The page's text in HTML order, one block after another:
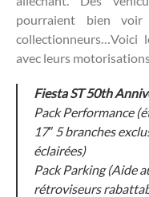
pourraient bien
collectionneurs…Voici
avec leurs
Fiesta ST 50th
Pack Performance
17″ 5 branches
éclairées)
Pack Parking (Aide
rétroviseurs